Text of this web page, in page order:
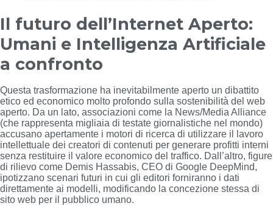
Il futuro dell’Internet Aperto:
Umani e Intelligenza Artificiale
a confronto
Questa trasformazione ha inevitabilmente aperto un dibattito
etico ed economico molto profondo sulla sostenibilità del web
aperto. Da un lato, associazioni come la News/Media Alliance
(che rappresenta migliaia di testate giornalistiche nel mondo)
accusano apertamente i motori di ricerca di utilizzare il lavoro
intellettuale dei creatori di contenuti per generare profitti interni
senza restituire il valore economico del traffico. Dall’altro, figure
di rilievo come Demis Hassabis, CEO di Google DeepMind,
ipotizzano scenari futuri in cui gli editori forniranno i dati
direttamente ai modelli, modificando la concezione stessa di
sito web per il pubblico umano.